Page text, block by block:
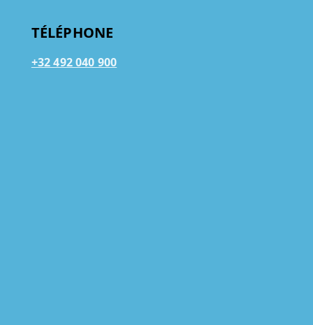
TÉLÉPHONE
+32 492 040 900